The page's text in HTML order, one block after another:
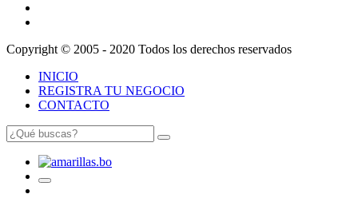
Copyright © 2005 - 2020 Todos los derechos reservados
INICIO
REGISTRA TU NEGOCIO
CONTACTO